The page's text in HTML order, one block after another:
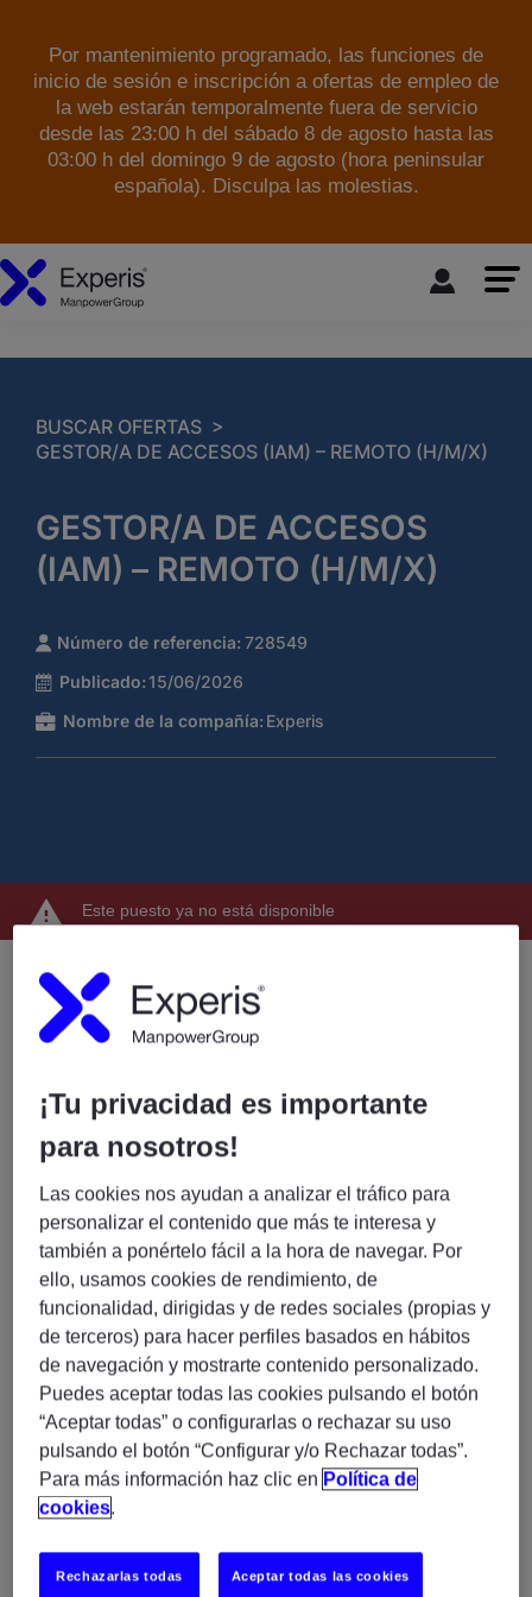
Por mantenimiento programado, las funciones de
inicio de sesión e inscripción a ofertas de empleo de
la web estarán temporalmente fuera de servicio
desde las 23:00 h del sábado 8 de agosto hasta las
03:00 h del domingo 9 de agosto (hora peninsular
española). Disculpa las molestias.
BUSCAR OFERTAS >
GESTOR/A DE ACCESOS (IAM) – REMOTO (H/M/X)
GESTOR/A DE ACCESOS
(IAM) – REMOTO (H/M/X)
Número de referencia: 728549
Publicado: 15/06/2026
Nombre de la compañía: Experis
Este puesto ya no está disponible
¿Quiénes somos?
Experis, somos una compañía especializada en servicios
nuestras 3 prácticas: Business Transformation, Cloud &
Infrastructure y Enterprise Applications. En la actualidad
combinamos nuestras soluciones tecnológicas con las
habilidades más demandadas del mercado. Además,
proporcionamos formación especializada asociada a las
líneas de servicio antes mencionadas. Contamos con una
plantilla de más de 1.800 profesionales especializados en IT
en España y presencia internacional en 54 países.
¿Qué buscamos?
En Experis buscamos un/aGestor/a de Accesos (IAM) –
100% Remoto (H/M/X)
Perfil que necesitamos:
Mínimo 2 años de experienciaen gestión de
¡Tu privacidad es importante
para nosotros!
Las cookies nos ayudan a analizar el tráfico para
personalizar el contenido que más te interesa y
también a ponértelo fácil a la hora de navegar. Por
ello, usamos cookies de rendimiento, de
funcionalidad, dirigidas y de redes sociales (propias y
de terceros) para hacer perfiles basados en hábitos
de navegación y mostrarte contenido personalizado.
Puedes aceptar todas las cookies pulsando el botón
“Aceptar todas” o configurarlas o rechazar su uso
pulsando el botón “Configurar y/o Rechazar todas”.
Para más información haz clic en Política de
cookies.
Rechazarlas todas Aceptar todas las cookies